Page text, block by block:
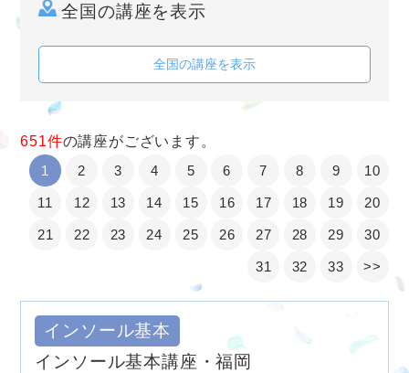
全国の講座を表示
全国の講座を表示
651件の講座がございます。
1
2 3 4 5 6 7 8 9 10
11 12 13 14 15 16 17 18 19 20
21 22 23 24 25 26 27 28 29 30
31 32 33 >>
インソール基本
インソール基本講座・福岡